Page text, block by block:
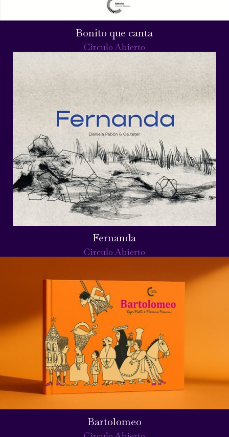
Bonito que canta
Circulo Abierto
Fernanda
Circulo Abierto
Bartolomeo